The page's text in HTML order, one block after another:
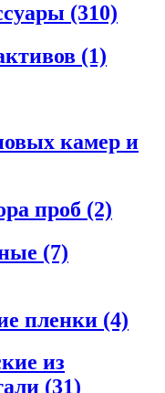
(310)
(1)
камер и
проб (2)
(7)
пленки (4)
из
(31)